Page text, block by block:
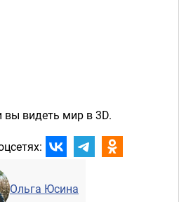
вы видеть мир в 3D.
Ольга Юсина